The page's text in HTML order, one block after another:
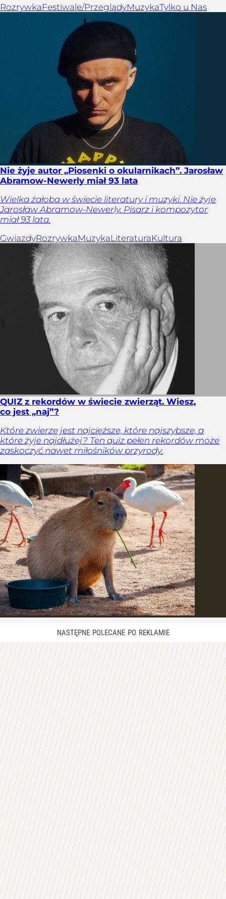
RozrywkaFestiwale/PrzeglądyMuzykaTylko u Nas
Nie żyje autor „Piosenki o okularnikach”. Jarosław
Abramow-Newerly miał 93 lata
Wielka żałoba w świecie literatury i muzyki. Nie żyje
Jarosław Abramow-Newerly. Pisarz i kompozytor
miał 93 lata.
GwiazdyRozrywkaMuzykaLiteraturaKultura
QUIZ z rekordów w świecie zwierząt. Wiesz,
co jest „naj”?
Które zwierzę jest najcięższe, które najszybsze, a
które żyje najdłużej? Ten quiz pełen rekordów może
zaskoczyć nawet miłośników przyrody.